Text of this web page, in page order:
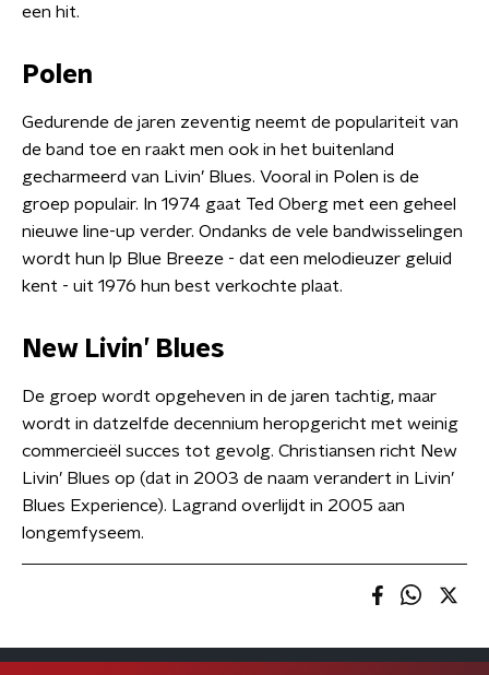
een hit.
Polen
Gedurende de jaren zeventig neemt de populariteit van
de band toe en raakt men ook in het buitenland
gecharmeerd van Livin’ Blues. Vooral in Polen is de
groep populair. In 1974 gaat Ted Oberg met een geheel
nieuwe line-up verder. Ondanks de vele bandwisselingen
wordt hun lp Blue Breeze - dat een melodieuzer geluid
kent - uit 1976 hun best verkochte plaat.
New Livin’ Blues
De groep wordt opgeheven in de jaren tachtig, maar
wordt in datzelfde decennium heropgericht met weinig
commercieël succes tot gevolg. Christiansen richt New
Livin’ Blues op (dat in 2003 de naam verandert in Livin’
Blues Experience). Lagrand overlijdt in 2005 aan
longemfyseem.